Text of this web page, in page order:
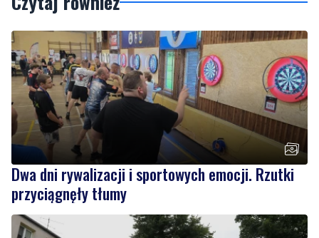
Dwa dni rywalizacji i sportowych emocji. Rzutki
przyciągnęły tłumy